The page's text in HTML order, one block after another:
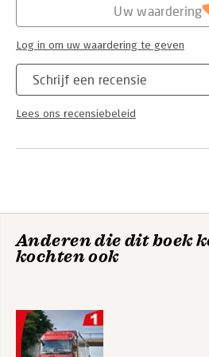
Schrijf een recensie
Lees ons recensiebeleid
Uw waardering
Log in om uw waardering te geven
Anderen die dit boek
kochten ook